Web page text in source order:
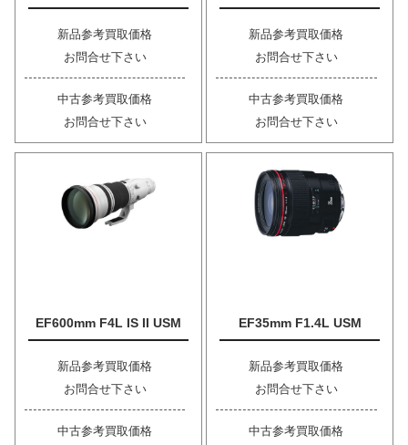
新品参考買取価格
お問合せ下さい
中古参考買取価格
お問合せ下さい
新品参考買取価格
お問合せ下さい
中古参考買取価格
お問合せ下さい
EF600mm F4L IS II USM
新品参考買取価格
お問合せ下さい
中古参考買取価格
EF35mm F1.4L USM
新品参考買取価格
お問合せ下さい
中古参考買取価格